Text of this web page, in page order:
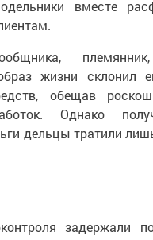
вместе
жизни склонил
обещав
Однако
дельцы тратили
задержали